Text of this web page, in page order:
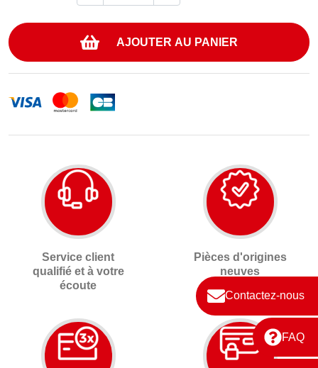
Contactez-nous
FAQ
AJOUTER AU PANIER
Service client
qualifié et à votre
écoute
Pièces d'origines
neuves